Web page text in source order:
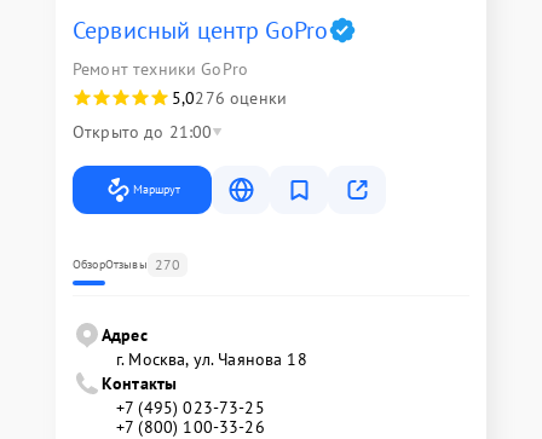
Сервисный центр GoPro
Ремонт техники GoPro
5,0276 оценки
Открыто до 21:00
Маршрут
ОбзорОтзывы 270
Адрес
г. Москва, ул. Чаянова 18
Контакты
+7 (495) 023-73-25
+7 (800) 100-33-26